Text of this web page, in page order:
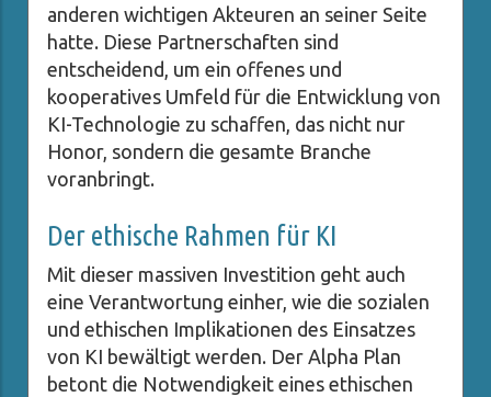
anderen wichtigen Akteuren an seiner Seite
hatte. Diese Partnerschaften sind
entscheidend, um ein offenes und
kooperatives Umfeld für die Entwicklung von
KI-Technologie zu schaffen, das nicht nur
Honor, sondern die gesamte Branche
voranbringt.
Der ethische Rahmen für KI
Mit dieser massiven Investition geht auch
eine Verantwortung einher, wie die sozialen
und ethischen Implikationen des Einsatzes
von KI bewältigt werden. Der Alpha Plan
betont die Notwendigkeit eines ethischen